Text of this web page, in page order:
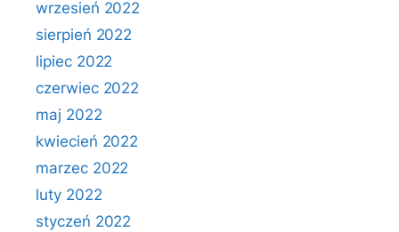
wrzesień 2022
sierpień 2022
lipiec 2022
czerwiec 2022
maj 2022
kwiecień 2022
marzec 2022
luty 2022
styczeń 2022